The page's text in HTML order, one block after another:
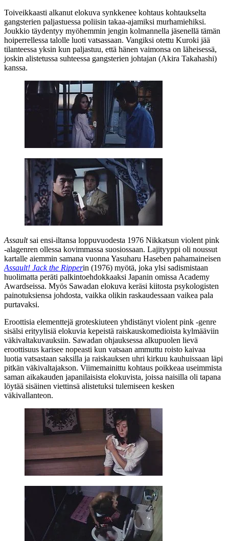
Toiveikkaasti alkanut elokuva synkkenee kohtaus kohtaukselta
gangsterien paljastuessa poliisin takaa-ajamiksi murhamiehiksi.
Joukkio täydentyy myöhemmin jengin kolmannella jäsenellä tämän
hoiperrellessa talolle luoti vatsassaan. Vangiksi otettu Kuroki jää
tilanteessa yksin kun paljastuu, että hänen vaimonsa on läheisessä,
joskin alistetussa suhteessa gangsterien johtajan (Akira Takahashi)
kanssa.
Assaultsai ensi-iltansa loppuvuodesta 1976 Nikkatsun violent pink
‑alagenren ollessa kovimmassa suosiossaan. Lajityyppi oli noussut
kartalle aiemmin samana vuonna Yasuharu Haseben pahamaineisen
Assault! Jack the Ripperin (1976) myötä, joka ylsi sadismistaan
huolimatta peräti palkintoehdokkaaksi Japanin omissa Academy
Awardseissa. Myös Sawadan elokuva keräsi kiitosta psykologisten
painotuksiensa johdosta, vaikka olikin raskaudessaan vaikea pala
purtavaksi.
Eroottisia elementtejä groteskiuteen yhdistänyt violent pink ‑genre
sisälsi erityylisiä elokuvia kepeistä raiskauskomedioista kylmääviin
väkivaltakuvauksiin. Sawadan ohjauksessa alkupuolen lievä
eroottisuus karisee nopeasti kun vatsaan ammuttu roisto kaivaa
luotia vatsastaan saksilla ja raiskauksen uhri kirkuu kauhuissaan läpi
pitkän väkivaltajakson. Viimemainittu kohtaus poikkeaa useimmista
saman aikakauden japanilaisista elokuvista, joissa naisilla oli tapana
löytää sisäinen viettinsä alistetuksi tulemiseen kesken
väkivallanteon.